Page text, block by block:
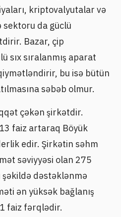
kriptovalyutalar və
sektoru da güclü
Bazar, çip
sıx sıralanmış aparat
bu isə bütün
səbəb olmur.
çəkən şirkətdir.
faiz artaraq Böyük
edir. Şirkətin səhm
səviyyəsi olan 275
dəstəklənmə
ən yüksək bağlanış
faiz fərqlədir.